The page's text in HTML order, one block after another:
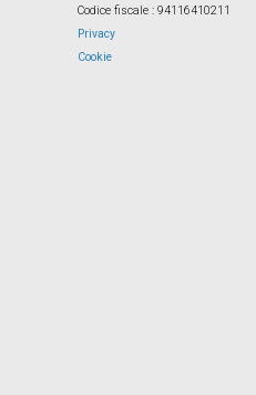
Codice fiscale : 94116410211
Privacy
Cookie